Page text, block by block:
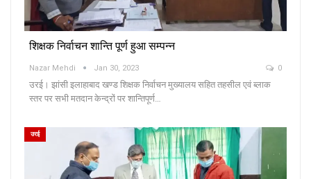
शिक्षक निर्वाचन शान्ति पूर्ण हुआ सम्पन्न
Nazar Mehdi Jan 30, 2023 0
उरई। झांसी इलाहाबाद खण्ड शिक्षक निर्वाचन मुख्यालय सहित तहसील एवं ब्लाक
स्तर पर सभी मतदान केन्द्रों पर शान्तिपूर्ण…
उरई